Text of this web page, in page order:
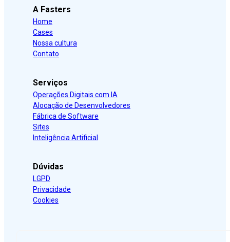
A Fasters
Home
Cases
Nossa cultura
Contato
Serviços
Operações Digitais com IA
Alocação de Desenvolvedores
Fábrica de Software
Sites
Inteligência Artificial
Dúvidas
LGPD
Privacidade
Cookies